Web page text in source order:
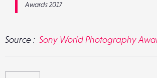
Awards 2017
Source : Sony World Photography